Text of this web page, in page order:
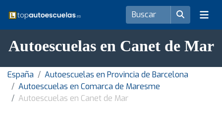
Autoescuelas en Canet de Mar
España
Autoescuelas en Provincia de Barcelona
Autoescuelas en Comarca de Maresme
Autoescuelas en Canet de Mar